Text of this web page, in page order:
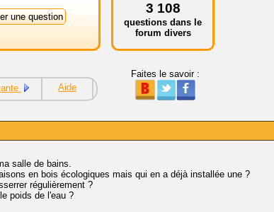
3 108
questions dans le
forum divers
Aide
Faites le savoir :
salle de bains.
en bois écologiques mais qui en a déjà installée une ?
régulièrement ?
poids de l'eau ?